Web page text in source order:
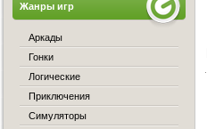
Жанры игр
Аркады
Гонки
Логические
Приключения
Симуляторы